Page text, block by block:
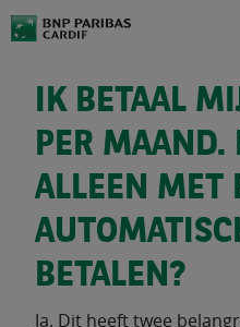
IK BETAAL
PER MAAND.
ALLEEN MET
BETALEN?
Ja. Dit heeft twee